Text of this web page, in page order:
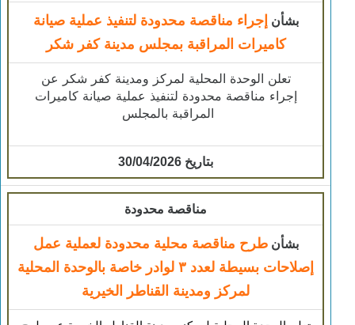
بشأن إجراء مناقصة محدودة لتنفيذ عملية صيانة
كاميرات المراقبة بمجلس مدينة كفر شكر
​تعلن الوحدة المحلية لمركز ومدينة كفر شكر عن
إجراء مناقصة محدودة لتنفيذ عملية صيانة كاميرات
المراقبة بالمجلس
بتاريخ 30/04/2026
مناقصة محدودة
بشأنطرح مناقصة محلية محدودة لعملية عمل
إصلاحات بسيطة لعدد ٣ لوادر خاصة بالوحدة المحلية
لمركز ومدينة القناطر الخيرية